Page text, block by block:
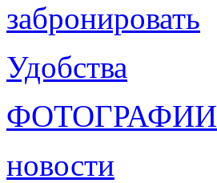
забронировать
Удобства
ФОТОГРАФИИ
новости